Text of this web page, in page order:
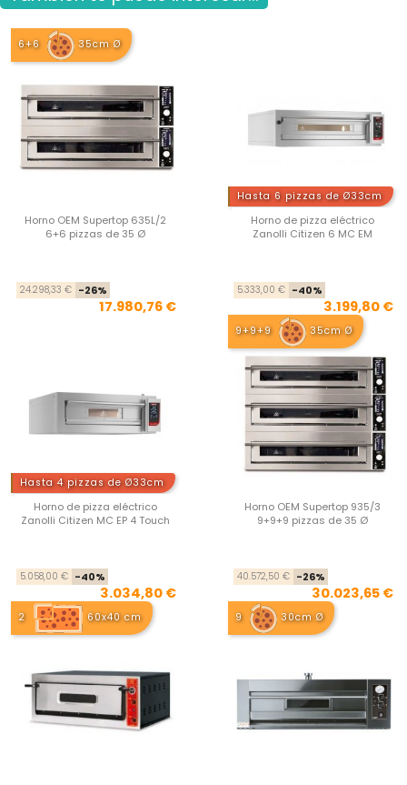
6+6 35cm Ø
Horno OEM Supertop 635L/2
6+6 pizzas de 35 Ø
Precio base
24.298,33 € -26%
17.980,76 €
Hasta 6 pizzas de Ø33cm
Horno de pizza eléctrico
Zanolli Citizen 6 MC EM
5.333,00 € -40%
3.199,80 €
Hasta 4 pizzas de Ø33cm
Horno de pizza eléctrico
Zanolli Citizen MC EP 4 Touch
Precio base
5.058,00 € -40%
3.034,80 €
9+9+9 35cm Ø
Horno OEM Supertop 935/3
9+9+9 pizzas de 35 Ø
40.572,50 € -26%
30.023,65 €
2 60x40 cm 9 30cm Ø